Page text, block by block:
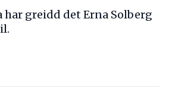
greidd det Erna Solberg